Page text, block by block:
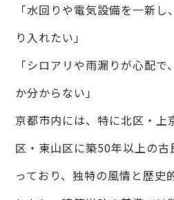
「水回りや電気設備を一新
り入れたい」
「シロアリや雨漏りが心配
か分からない」
京都市内には、特に北区・上
区・東山区に築50年以上の
っており、独特の風情と歴史